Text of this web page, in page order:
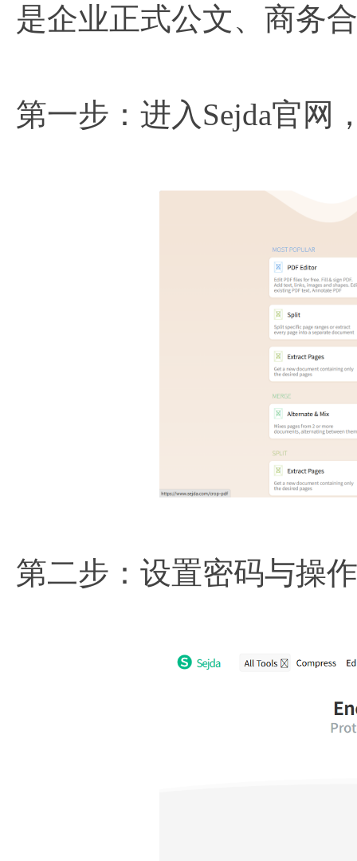
是企业正式公文、商务
第一步：进入Sejda官网
第二步：设置密码与操